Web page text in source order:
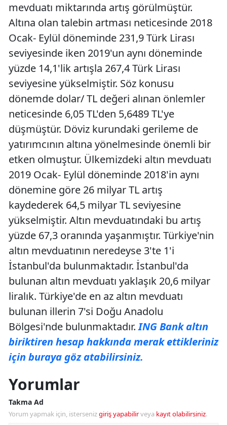
mevduatı miktarında artış görülmüştür.
Altına olan talebin artması neticesinde 2018
Ocak- Eylül döneminde 231,9 Türk Lirası
seviyesinde iken 2019'un aynı döneminde
yüzde 14,1'lik artışla 267,4 Türk Lirası
seviyesine yükselmiştir. Söz konusu
dönemde dolar/ TL değeri alınan önlemler
neticesinde 6,05 TL'den 5,6489 TL'ye
düşmüştür. Döviz kurundaki gerileme de
yatırımcının altına yönelmesinde önemli bir
etken olmuştur. Ülkemizdeki altın mevduatı
2019 Ocak- Eylül döneminde 2018'in aynı
dönemine göre 26 milyar TL artış
kaydederek 64,5 milyar TL seviyesine
yükselmiştir. Altın mevduatındaki bu artış
yüzde 67,3 oranında yaşanmıştır. Türkiye'nin
altın mevduatının neredeyse 3'te 1'i
İstanbul'da bulunmaktadır. İstanbul'da
bulunan altın mevduatı yaklaşık 20,6 milyar
liralık. Türkiye'de en az altın mevduatı
bulunan illerin 7'si Doğu Anadolu
Bölgesi'nde bulunmaktadır.ING Bank altın
biriktiren hesap hakkında merak ettikleriniz
için buraya göz atabilirsiniz.
Yorumlar
Takma Ad
Yorum yapmak için, istersenizgiriş yapabilirveya kayıt olabilirsiniz.